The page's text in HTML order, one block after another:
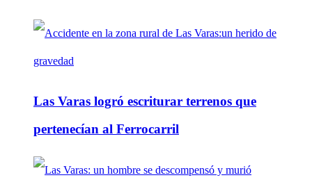
Las Varas logró escriturar terrenos que
pertenecían al Ferrocarril